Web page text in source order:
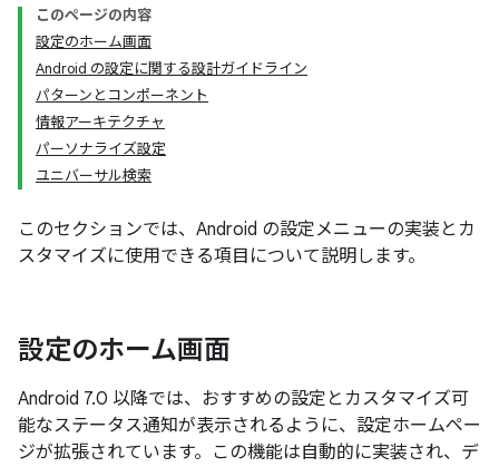
このページの内容
設定のホーム画面
Android の設定に関する設計ガイドライン
パターンとコンポーネント
情報アーキテクチャ
パーソナライズ設定
ユニバーサル検索
このセクションでは、Android の設定メニューの実装とカ
スタマイズに使用できる項目について説明します。
設定のホーム画面
Android 7.0 以降では、おすすめの設定とカスタマイズ可
能なステータス通知が表示されるように、設定ホームペー
ジが拡張されています。この機能は自動的に実装され、デ